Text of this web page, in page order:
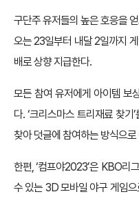
구단주 유저들의 높은 호응을
오는 23일부터 내달 2일까지
배로 상향 지급한다.
모든 참여 유저에게 아이템 보
다. ‘크리스마스 트리재료 찾
찾아 덧글에 참여하는 방식으
한편, ‘컴프야2023’은 KBO리
수 있는 3D 모바일 야구 게임